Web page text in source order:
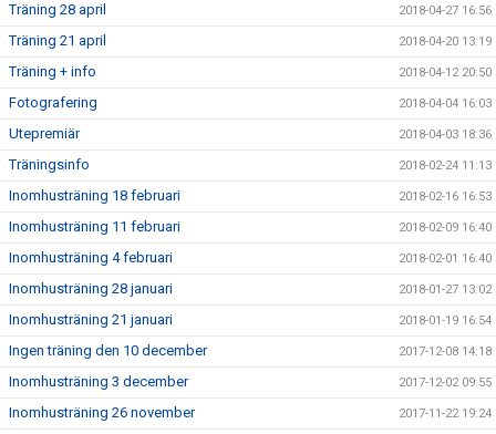
Träning 28 april 2018-04-27 16:56
Träning 21 april 2018-04-20 13:19
Träning + info 2018-04-12 20:50
Fotografering 2018-04-04 16:03
Utepremiär 2018-04-03 18:36
Träningsinfo 2018-02-24 11:13
Inomhusträning 18 februari 2018-02-16 16:53
Inomhusträning 11 februari 2018-02-09 16:40
Inomhusträning 4 februari 2018-02-01 16:40
Inomhusträning 28 januari 2018-01-27 13:02
Inomhusträning 21 januari 2018-01-19 16:54
Ingen träning den 10 december 2017-12-08 14:18
Inomhusträning 3 december 2017-12-02 09:55
Inomhusträning 26 november 2017-11-22 19:24